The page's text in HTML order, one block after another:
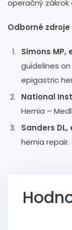
operačný
Odborné zdroje
Simons MP,
guidelines
epigastric
National
Hernia –
Sanders DL,
hernia repair.